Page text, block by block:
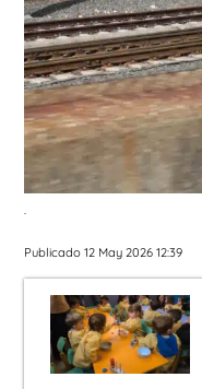
.
Publicado 12 May 2026 12:39